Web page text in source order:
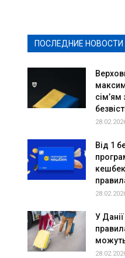
ПОСЛЕДНИЕ НОВОСТИ
сім’ям
Від 1
У